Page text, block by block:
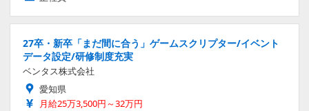
27卒・新卒「まだ間に合う」ゲームスクリプター/イベント
データ設定/研修制度充実
ベンタス株式会社
愛知県
月給25万3,500円～32万円